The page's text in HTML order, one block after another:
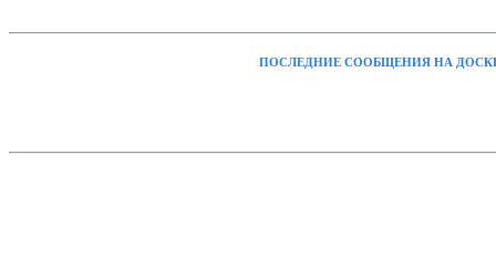
ПОСЛЕДНИЕ СООБЩЕНИЯ НА